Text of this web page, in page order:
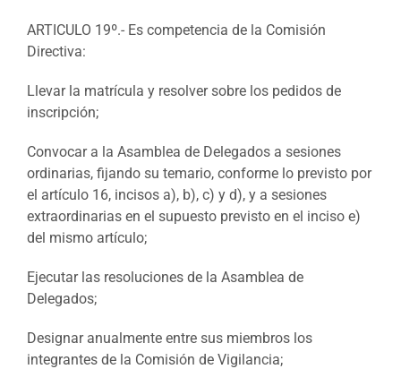
ARTICULO 19º.- Es competencia de la Comisión
Directiva:
Llevar la matrícula y resolver sobre los pedidos de
inscripción;
Convocar a la Asamblea de Delegados a sesiones
ordinarias, fijando su temario, conforme lo previsto por
el artículo 16, incisos a), b), c) y d), y a sesiones
extraordinarias en el supuesto previsto en el inciso e)
del mismo artículo;
Ejecutar las resoluciones de la Asamblea de
Delegados;
Designar anualmente entre sus miembros los
integrantes de la Comisión de Vigilancia;